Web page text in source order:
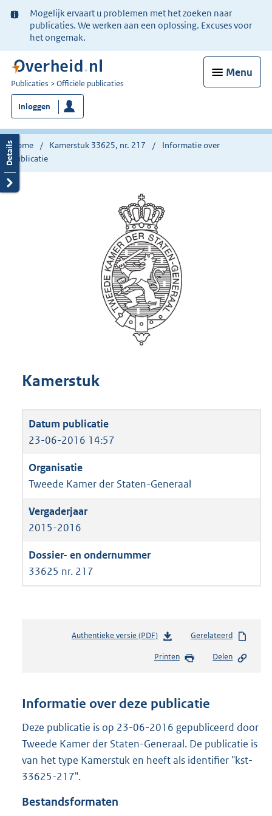
Ter
informatie:
Mogelijk ervaart u problemen met het zoeken naar
publicaties. We werken aan een oplossing. Excuses voor
het ongemak.
Menu
U
bent
nu
hier:
Publicaties Officiële publicaties
Inloggen
Home Kamerstuk 33625, nr. 217
Informatie over
publicatie
Kamerstuk
23-06-2016 14:57
Tweede Kamer der Staten-Generaal
2015-2016
33625 nr. 217
Authentieke versie (PDF)b
s
n
s
r
o
Gerelateerd
Printen Delen
Informatie over deze publicatie
Deze publicatie is op 23-06-2016 gepubliceerd door
Tweede Kamer der Staten-Generaal. De publicatie is
van het type Kamerstuk en heeft als identifier "kst-
33625-217".
Bestandsformaten